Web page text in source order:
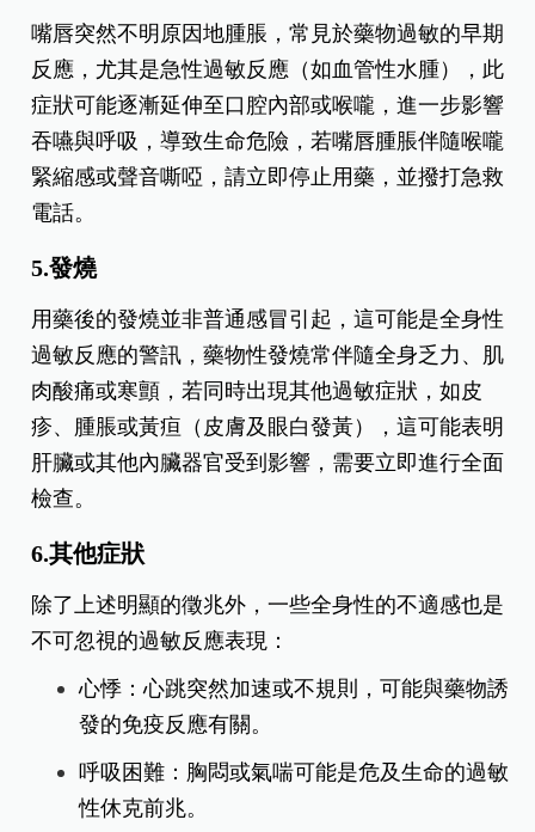
嘴唇突然不明原因地腫脹，常見於藥物過敏的早期
反應，尤其是急性過敏反應（如血管性水腫），此
症狀可能逐漸延伸至口腔內部或喉嚨，進一步影響
吞嚥與呼吸，導致生命危險，若嘴唇腫脹伴隨喉嚨
緊縮感或聲音嘶啞，請立即停止用藥，並撥打急救
電話。
5.發燒
用藥後的發燒並非普通感冒引起，這可能是全身性
過敏反應的警訊，藥物性發燒常伴隨全身乏力、肌
肉酸痛或寒顫，若同時出現其他過敏症狀，如皮
疹、腫脹或黃疸（皮膚及眼白發黃），這可能表明
肝臟或其他內臟器官受到影響，需要立即進行全面
檢查。
6.其他症狀
除了上述明顯的徵兆外，一些全身性的不適感也是
不可忽視的過敏反應表現：
心悸：心跳突然加速或不規則，可能與藥物誘
發的免疫反應有關。
呼吸困難：胸悶或氣喘可能是危及生命的過敏
性休克前兆。